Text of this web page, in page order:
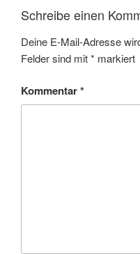
Schreibe einen
Deine E-Mail-Adresse
Felder sind mit* markiert
Kommentar*